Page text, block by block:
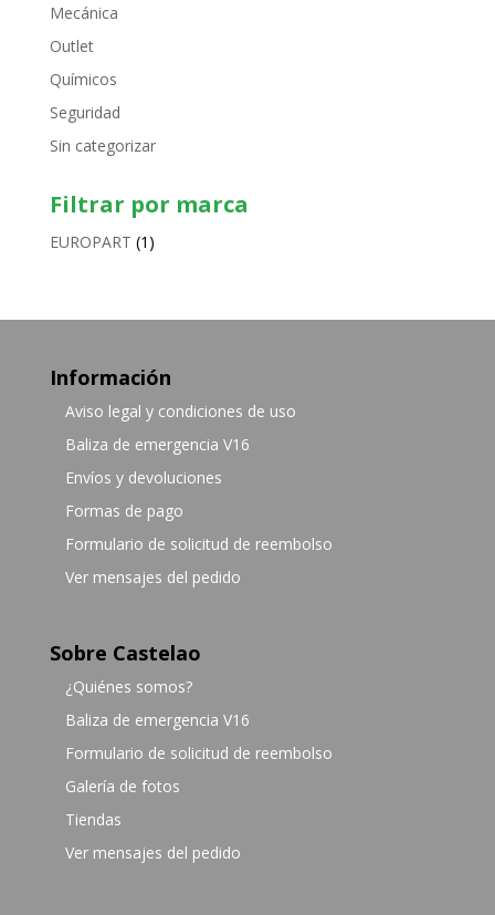
Mecánica
Outlet
Químicos
Seguridad
Sin categorizar
Filtrar por marca
EUROPART (1)
Información
Aviso legal y condiciones de uso
Baliza de emergencia V16
Envíos y devoluciones
Formas de pago
Formulario de solicitud de reembolso
Ver mensajes del pedido
Sobre Castelao
¿Quiénes somos?
Baliza de emergencia V16
Formulario de solicitud de reembolso
Galería de fotos
Tiendas
Ver mensajes del pedido